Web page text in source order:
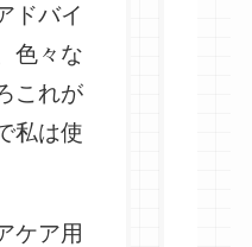
ドバイ
色々な
これが
私は使
ケア用